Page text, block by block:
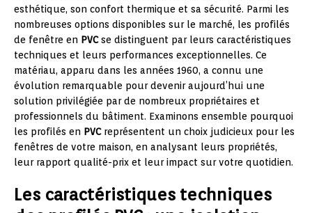
esthétique, son confort thermique et sa sécurité. Parmi les
nombreuses options disponibles sur le marché, les profilés
de fenêtre en PVCse distinguent par leurs caractéristiques
techniques et leurs performances exceptionnelles. Ce
matériau, apparu dans les années 1960, a connu une
évolution remarquable pour devenir aujourd’hui une
solution privilégiée par de nombreux propriétaires et
professionnels du bâtiment. Examinons ensemble pourquoi
les profilés en PVCreprésentent un choix judicieux pour les
fenêtres de votre maison, en analysant leurs propriétés,
leur rapport qualité-prix et leur impact sur votre quotidien.
Les caractéristiques techniques